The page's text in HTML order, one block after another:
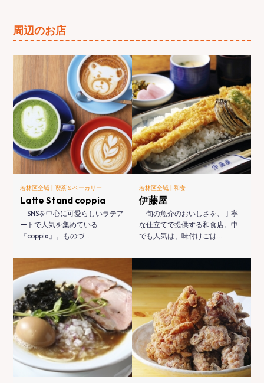
周辺のお店
若林区全域 |喫茶＆ベーカリー
Latte Stand coppia
SNSを中心に可愛らしいラテア
ートで人気を集めている
『coppia』。ものづ…
若林区全域 | 和食
伊藤屋
旬の魚介のおいしさを、丁寧
な仕立てで提供する和食店。中
でも人気は、味付けごは…